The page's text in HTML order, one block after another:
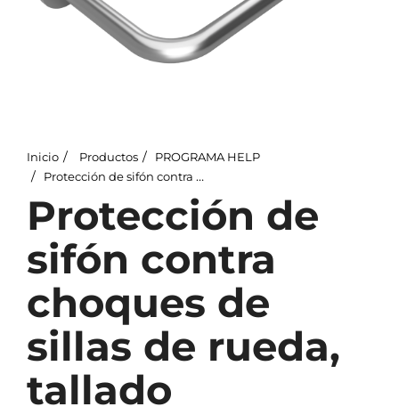
Inicio Productos
PROGRAMA HELP
Protección de sifón contra choques de sillas de rueda, tallado
Protección de
sifón contra
choques de
sillas de rueda,
tallado